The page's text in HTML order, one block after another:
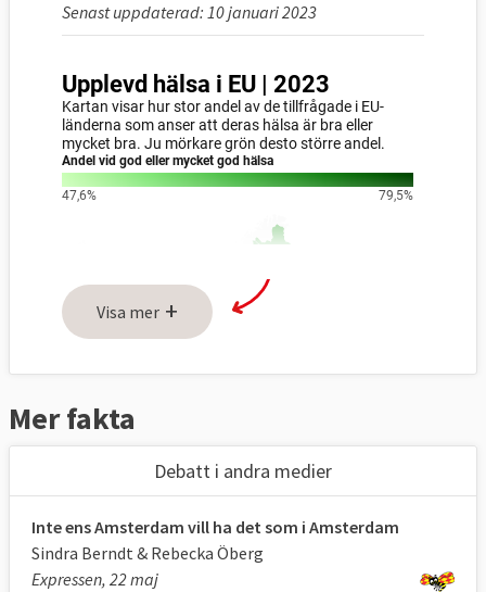
Senast uppdaterad: 10 januari 2023
Visa mer +
Mer fakta
Debatt i andra medier
Inte ens Amsterdam vill ha det som i Amsterdam
Sindra Berndt & Rebecka Öberg
Expressen, 22 maj